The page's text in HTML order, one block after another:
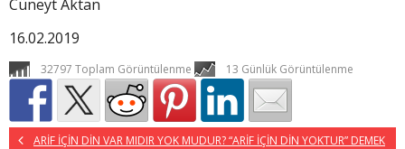
Cüneyt Aktan
16.02.2019
32797 Toplam Görüntülenme 13 Günlük Görüntülenme
ARİF İÇİN DİN VAR MIDIR YOK MUDUR? “ARİF İÇİN DİN YOKTUR” DEMEK